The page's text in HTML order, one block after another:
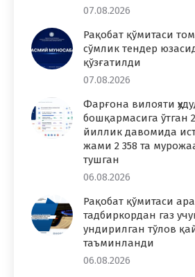
07.08.2026
Рақобат қўмитаси
сўмлик тендер
қўзғатилди
07.08.2026
Фарғона вилояти
бошқармасига ўтган
йиллик давомида
жами 2 358 та
тушган
06.08.2026
Рақобат қўмитаси
тадбиркордан газ
ундирилган тўлов
таъминланди
06.08.2026